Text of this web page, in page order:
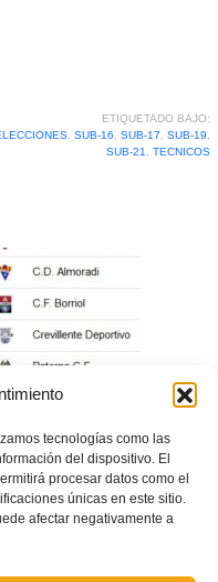
tecnologías como las
del dispositivo. El
procesar datos como el
únicas en este sitio.
afectar negativamente a
ETIQUETADO BAJO:
, SUB-16 SUB-17 SUB-19
SUB-21
TECNICOS